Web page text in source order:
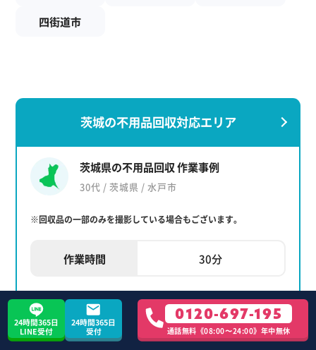
四街道市
茨城の不用品回収対応エリア
茨城県の不用品回収 作業事例
30代 / 茨城県 / 水戸市
※回収品の一部のみを撮影している場合もございます。
作業時間 30分
茨城県の作業事例をもっと見る
24時間365日
LINE受付
24時間365日
受付
0120-697-195
通話無料《08:00〜24:00》年中無休